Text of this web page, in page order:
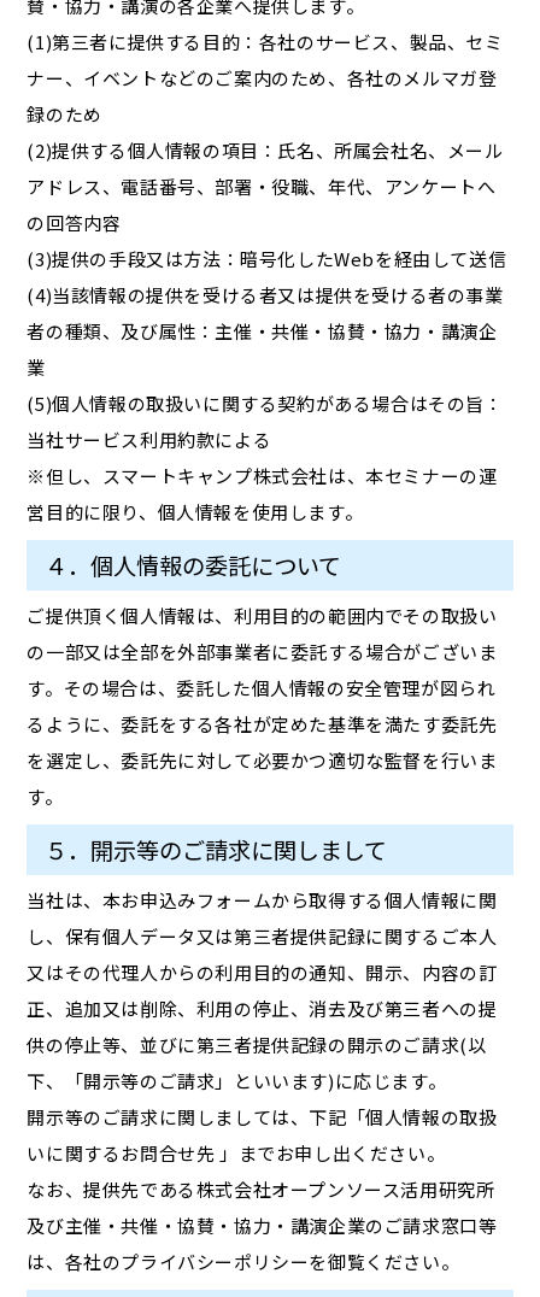
賛・協力・講演の各企業へ提供します。
(1)第三者に提供する目的：各社のサービス、製品、セミ
ナー、イベントなどのご案内のため、各社のメルマガ登
録のため
(2)提供する個人情報の項目：氏名、所属会社名、メール
アドレス、電話番号、部署・役職、年代、アンケートへ
の回答内容
(3)提供の手段又は方法：暗号化したWebを経由して送信
(4)当該情報の提供を受ける者又は提供を受ける者の事業
者の種類、及び属性：主催・共催・協賛・協力・講演企
業
(5)個人情報の取扱いに関する契約がある場合はその旨：
当社サービス利用約款による
※但し、スマートキャンプ株式会社は、本セミナーの運
営目的に限り、個人情報を使用します。
４．個人情報の委託について
ご提供頂く個人情報は、利用目的の範囲内でその取扱い
の一部又は全部を外部事業者に委託する場合がございま
す。その場合は、委託した個人情報の安全管理が図られ
るように、委託をする各社が定めた基準を満たす委託先
を選定し、委託先に対して必要かつ適切な監督を行いま
す。
５．開示等のご請求に関しまして
当社は、本お申込みフォームから取得する個人情報に関
し、保有個人データ又は第三者提供記録に関するご本人
又はその代理人からの利用目的の通知、開示、内容の訂
正、追加又は削除、利用の停止、消去及び第三者への提
供の停止等、並びに第三者提供記録の開示のご請求(以
下、「開示等のご請求」といいます)に応じます。
開示等のご請求に関しましては、下記「個人情報の取扱
いに関するお問合せ先 」までお申し出ください。
なお、提供先である株式会社オープンソース活用研究所
及び主催・共催・協賛・協力・講演企業のご請求窓口等
は、各社のプライバシーポリシーを御覧ください。